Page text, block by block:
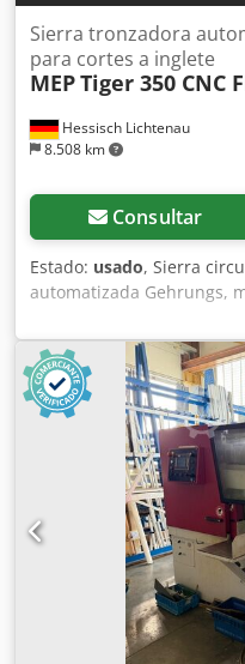
Hessisch Lichtenau
8.508 km
Sierra tronzadora
para cortes a inglete
MEPTiger 350 CNC
Consultar
Estado: usado, Sierra
automatizada Gehrungs,
Número de fabricación:
Rango de corte a 90°
a 90° (rectangular): 180 x
(redondo): Ø 110 mm
125 x 95 mm Rango de
Rango de corte a 30°
corte (redondo): Ø 120
180 x 100 mm Apertura
mm Codezrpl Dopfx Ai
350 mm Corte a inglete:
derecha Velocidad de la
rpm Potencia del motor:
eléctrica: 400 voltios, 50
6 bares - Control CNC